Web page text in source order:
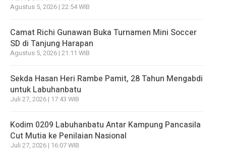
Agustus 5, 2026 | 22:54 WIB
Camat Richi Gunawan Buka Turnamen Mini Soccer
SD di Tanjung Harapan
Agustus 5, 2026 | 21:11 WIB
Sekda Hasan Heri Rambe Pamit, 28 Tahun Mengabdi
untuk Labuhanbatu
Juli 27, 2026 | 17:43 WIB
Kodim 0209 Labuhanbatu Antar Kampung Pancasila
Cut Mutia ke Penilaian Nasional
Juli 27, 2026 | 16:07 WIB